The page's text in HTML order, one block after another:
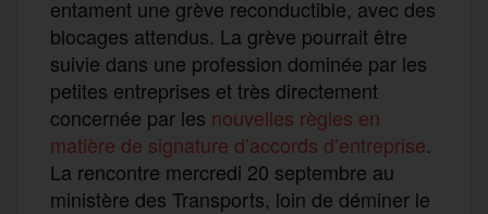
entament une grève reconductible, avec des
blocages attendus. La grève pourrait être
suivie dans une profession dominée par les
petites entreprises et très directement
concernée par les nouvelles règles en
matière de signature d’accords d’entreprise.
La rencontre mercredi 20 septembre au
ministère des Transports, loin de déminer le